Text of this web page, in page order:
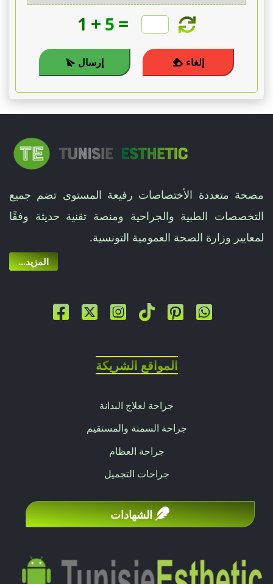
1 + 5 =
إلغاء إرسال
مصحة متعددة الأختصاصات رفيعة المستوى تضم جميع
التخصصات الطبية والجراحية ومنصة تقنية حديثة وفقًا
لمعايير وزارة الصحة العمومية التونسية.
...المزيد
المواقع الشريكة
جراحة لعلاج البدانة
جراحة السمنة والمستقيم
جراحة العظام
جراحات التجميل
الشهادات